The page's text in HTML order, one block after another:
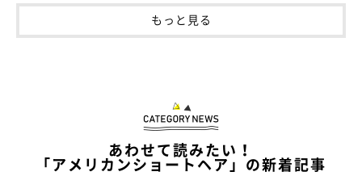
もっと見る
あわせて読みたい！
「アメリカンショートヘア」の新着記事